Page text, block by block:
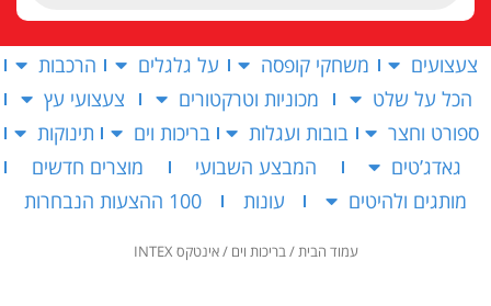
צעצועים משחקי קופסה על גלגלים
הרכבות
הכל על שלט
מכוניות וטרקטורים
צעצועי עץ
ספורט וחצר
בובות ועגלות בריכות וים
תינוקות
גאדג’טים
המבצע השבועי
מוצרים חדשים
מותגים ולהיטים
עונות 100 ההצעות הנבחרות
עמוד הבית/בריכות וים / אינטקס INTEX